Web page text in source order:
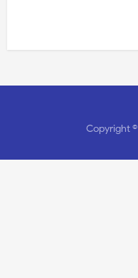
Copyright ©